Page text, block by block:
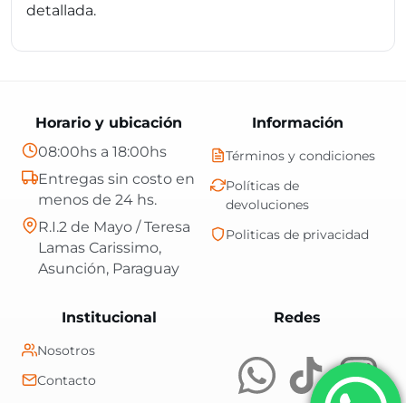
detallada.
RedesCentral Shop es
Información
Términos y condiciones
Políticas de
devoluciones
Politicas de privacidad
Institucional
Nosotros
Contacto
Horario y ubicación
08:00hs a 18:00hs
Entregas sin costo en
menos de 24 hs.
R.I.2 de Mayo / Teresa
Lamas Carissimo,
Asunción, Paraguay